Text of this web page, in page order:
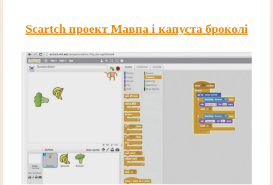
Scartch проект Мавпа і капуста броколі